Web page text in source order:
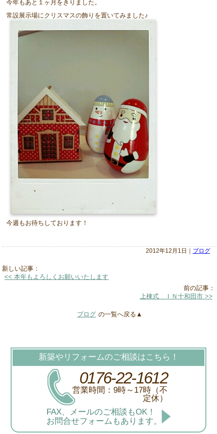
今年もあと１ヶ月をきりました。
常設展示場にクリスマスの飾りを置いてみました♪
今週もお待ちしております！
2012年12月1日｜ ブログ
新しい記事：
<< 本年もよろしくお願いいたします
前の記事：
上棟式 ＩＮ十和田市 >>
ブログ の一覧へ戻る▲
新築やリフォームのご相談はこちら！
0176-22-1612
営業時間：9時～17時（不
定休）
FAX、メールのご相談もOK！
お問合せフォームもあります。